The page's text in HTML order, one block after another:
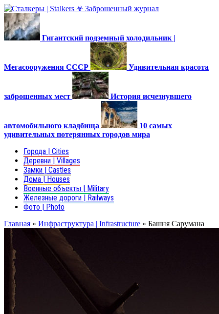
Гигантский подземный холодильник |
Мегасооружения СССР Удивительная красота
заброшенных мест История исчезнувшего
автомобильного кладбища
10 самых
удивительных потерянных городов мира
Города | Cities
Деревни | Villages
Замки | Castles
Дома | Houses
Военные объекты | Military
Железные дороги | Railways
Фото | Photo
Главная » Инфраструктура | Infrastructure » Башня Cарумана